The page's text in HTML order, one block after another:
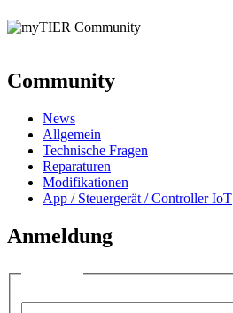
Community
News
Allgemein
Technische Fragen
Reparaturen
Modifikationen
App / Steuergerät / Controller IoT
Anmeldung